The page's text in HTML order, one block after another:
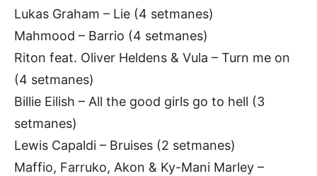
Lukas Graham – Lie (4 setmanes)
Mahmood – Barrio (4 setmanes)
Riton feat. Oliver Heldens & Vula – Turn me on
(4 setmanes)
Billie Eilish – All the good girls go to hell (3
setmanes)
Lewis Capaldi – Bruises (2 setmanes)
Maffio, Farruko, Akon & Ky-Mani Marley –